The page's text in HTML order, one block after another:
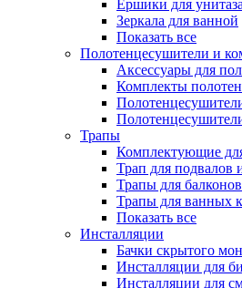
Ершики для унитаза
Зеркала для ванной
Показать все
Полотенцесушители и
Аксессуары для
Комплекты
Трапы
Комплектующие
Трап для подвалов
Трапы для
Трапы для ванных
Показать все
Инсталляции
Бачки скрытого
Инсталляции для
Инсталляции для